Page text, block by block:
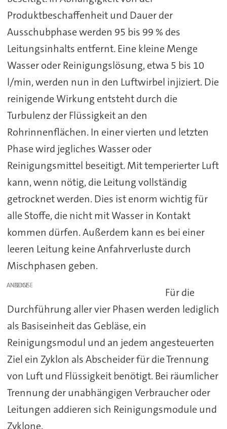
Produktbeschaffenheit und Dauer der
Ausschubphase werden 95 bis 99 % des
Leitungsinhalts entfernt. Eine kleine Menge
Wasser oder Reinigungslösung, etwa 5 bis 10
l/min, werden nun in den Luftwirbel injiziert. Die
reinigende Wirkung entsteht durch die
Turbulenz der Flüssigkeit an den
Rohrinnenflächen. In einer vierten und letzten
Phase wird jegliches Wasser oder
Reinigungsmittel beseitigt. Mit temperierter Luft
kann, wenn nötig, die Leitung vollständig
getrocknet werden. Dies ist enorm wichtig für
alle Stoffe, die nicht mit Wasser in Kontakt
kommen dürfen. Außerdem kann es bei einer
leeren Leitung keine Anfahrverluste durch
Mischphasen geben.
ANZEIGE
Für die
Durchführung aller vier Phasen werden lediglich
als Basiseinheit das Gebläse, ein
Reinigungsmodul und an jedem angesteuerten
Ziel ein Zyklon als Abscheider für die Trennung
von Luft und Flüssigkeit benötigt. Bei räumlicher
Trennung der unabhängigen Verbraucher oder
Leitungen addieren sich Reinigungsmodule und
Zyklone.